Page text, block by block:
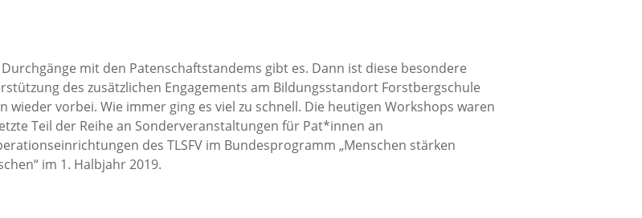
Durchgänge mit den Patenschaftstandems gibt es. Dann ist diese besondere
des zusätzlichen Engagements am Bildungsstandort Forstbergschule
wieder vorbei. Wie immer ging es viel zu schnell. Die heutigen Workshops waren
Teil der Reihe an Sonderveranstaltungen für Pat*innen an
des TLSFV im Bundesprogramm „Menschen stärken
im 1. Halbjahr 2019.